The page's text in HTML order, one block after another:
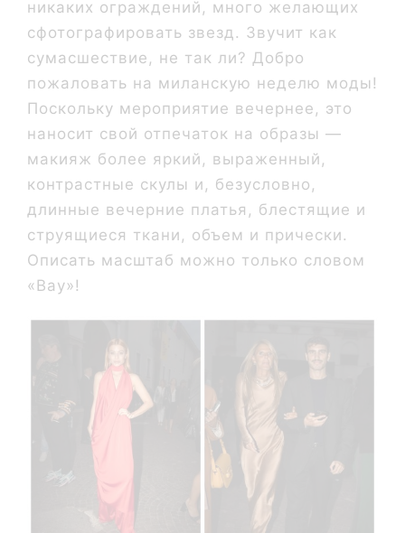
никаких ограждений, много желающих
сфотографировать звезд. Звучит как
сумасшествие, не так ли? Добро
пожаловать на миланскую неделю моды!
Поскольку мероприятие вечернее, это
наносит свой отпечаток на образы —
макияж более яркий, выраженный,
контрастные скулы и, безусловно,
длинные вечерние платья, блестящие и
струящиеся ткани, объем и прически.
Описать масштаб можно только словом
«Вау»!